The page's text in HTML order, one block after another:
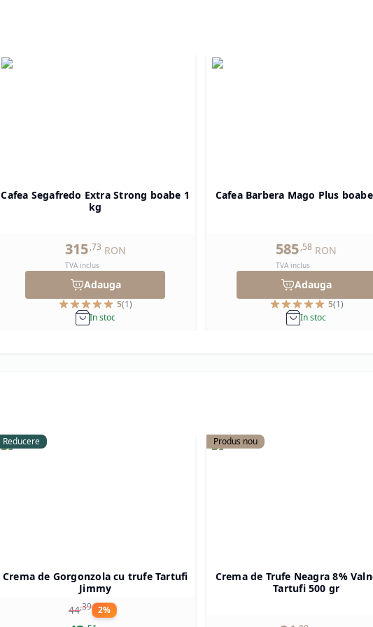
Cafea Segafredo Extra Strong boabe 1
kg
315,73 RON
TVA inclus
Adauga
5(1)
In stoc
Cafea Barbera Mago Plus
585,58 RON
TVA inclus
Adauga
5(1)
In stoc
Reducere
Crema de Gorgonzola cu trufe Tartufi
Jimmy
44,39 2%
Produs nou
Crema de Trufe Neagra 8%
Tartufi 500 gr